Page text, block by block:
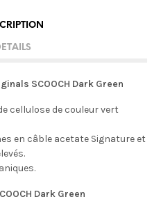
SCOOCH Dark Green
cellulose de couleur vert
en câble acetate Signature et
Dark Green